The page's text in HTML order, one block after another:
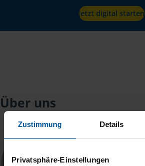
Zustimmung Details
Privatsphäre-Einstellungen
Jetzt digital starten
Über uns